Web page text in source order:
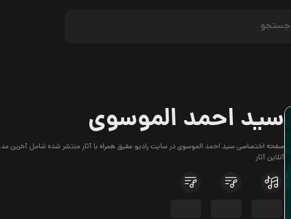
سید احمد الموسوی
صفحه اختصاصی سید احمد الموسوی در سایت رادیو عقیق همراه با آثار منتشر شده شامل آخرین
آنلاین آثار